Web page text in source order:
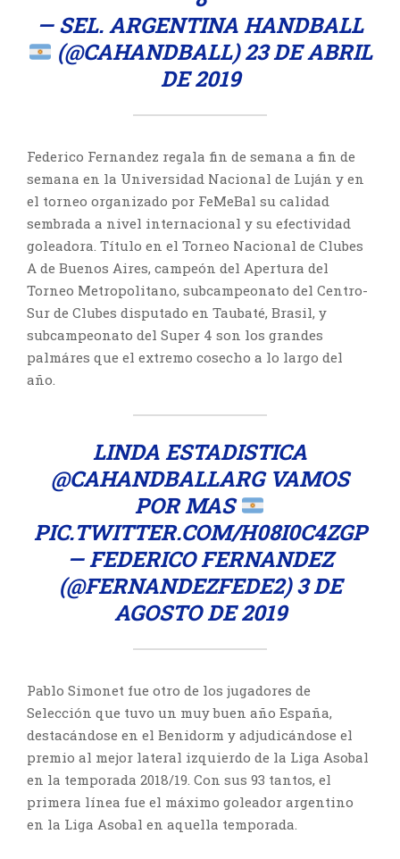
— SEL. ARGENTINA HANDBALL
(@CAHANDBALL)23 DE ABRIL
DE 2019
Federico Fernandez regala fin de semana a fin de
semana en la Universidad Nacional de Luján y en
el torneo organizado por FeMeBal su calidad
sembrada a nivel internacional y su efectividad
goleadora. Título en el Torneo Nacional de Clubes
A de Buenos Aires, campeón del Apertura del
Torneo Metropolitano, subcampeonato del Centro-
Sur de Clubes disputado en Taubaté, Brasil, y
subcampeonato del Super 4 son los grandes
palmáres que el extremo cosecho a lo largo del
año.
LINDA ESTADISTICA
@CAHANDBALLARGVAMOS
POR MAS
PIC.TWITTER.COM/H08I0C4ZGP
— FEDERICO FERNANDEZ
(@FERNANDEZFEDE2)3 DE
AGOSTO DE 2019
Pablo Simonet fue otro de los jugadores de
Selección que tuvo un muy buen año España,
destacándose en el Benidorm y adjudicándose el
premio al mejor lateral izquierdo de la Liga Asobal
en la temporada 2018/19. Con sus 93 tantos, el
primera línea fue el máximo goleador argentino
en la Liga Asobal en aquella temporada.